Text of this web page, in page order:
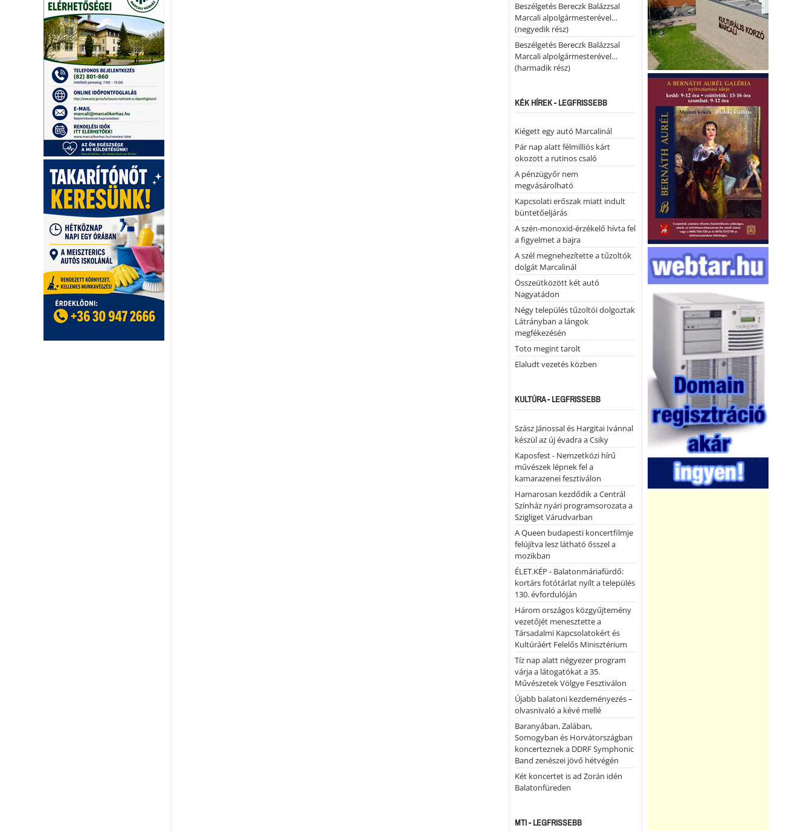
Beszélgetés Bereczk Balázzsal
Marcali alpolgármesterével…
(negyedik rész)
Beszélgetés Bereczk Balázzsal
Marcali alpolgármesterével…
(harmadik rész)
KÉK HÍREK - LEGFRISSEBB
Kiégett egy autó Marcalinál
Pár nap alatt félmilliós kárt
okozott a rutinos csaló
A pénzügyőr nem
megvásárolható
Kapcsolati erőszak miatt indult
büntetőeljárás
A szén-monoxid-érzékelő hívta fel
a figyelmet a bajra
A szél megnehezítette a tűzoltók
dolgát Marcalinál
Összeütközött két autó
Nagyatádon
Négy település tűzoltói dolgoztak
Látrányban a lángok
megfékezésén
Toto megint tarolt
Elaludt vezetés közben
KULTÚRA - LEGFRISSEBB
Szász Jánossal és Hargitai Ivánnal
készül az új évadra a Csiky
Kaposfest - Nemzetközi hírű
művészek lépnek fel a
kamarazenei fesztiválon
Hamarosan kezdődik a Centrál
Színház nyári programsorozata a
Szigliget Várudvarban
A Queen budapesti koncertfilmje
felújítva lesz látható ősszel a
mozikban
ÉLET.KÉP - Balatonmáriafürdő:
kortárs fotótárlat nyílt a település
130. évfordulóján
Három országos közgyűjtemény
vezetőjét menesztette a
Társadalmi Kapcsolatokért és
Kultúráért Felelős Minisztérium
Tíz nap alatt négyezer program
várja a látogatókat a 35.
Művészetek Völgye Fesztiválon
Újabb balatoni kezdeményezés –
olvasnivaló a kévé mellé
Baranyában, Zalában,
Somogyban és Horvátországban
koncerteznek a DDRF Symphonic
Band zenészei jövő hétvégén
Két koncertet is ad Zorán idén
Balatonfüreden
MTI - LEGFRISSEBB